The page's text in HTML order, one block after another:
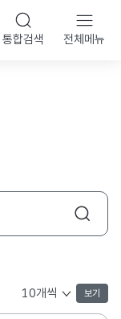
통합검색 전체메뉴
목록 표시 개수 선택
보기